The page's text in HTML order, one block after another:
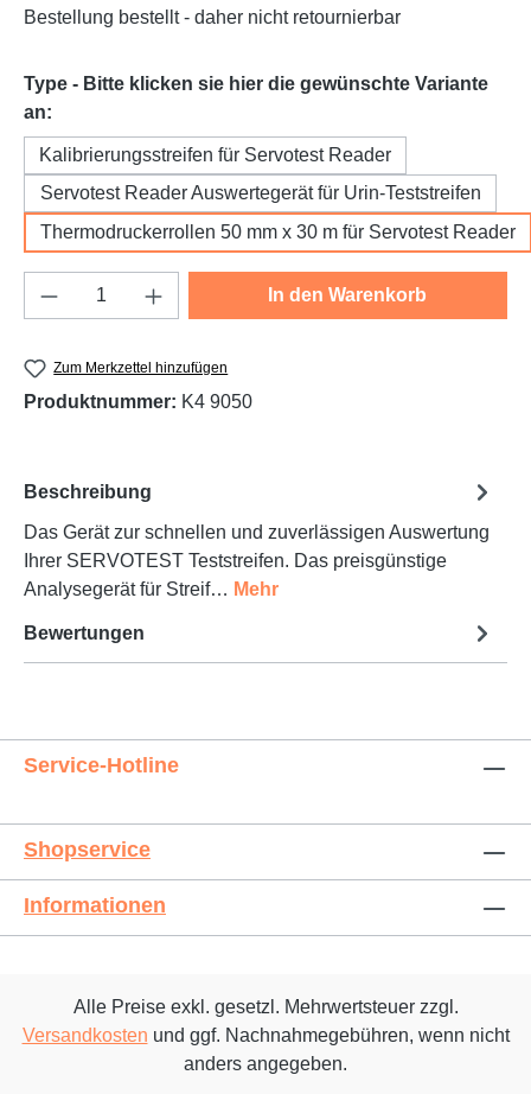
Bestellung bestellt - daher nicht retournierbar
Type - Bitte klicken sie hier die gewünschte Variante
an:
Kalibrierungsstreifen für Servotest Reader
Servotest Reader Auswertegerät für Urin-Teststreifen
Thermodruckerrollen 50 mm x 30 m für Servotest Reader
Produkt Anzahl: Gib den gewünschten
In den Warenkorb
Zum Merkzettel hinzufügen
Produktnummer: K4 9050
Beschreibung
Das Gerät zur schnellen und zuverlässigen Auswertung
Ihrer SERVOTEST Teststreifen. Das preisgünstige
Analysegerät für Streif… Mehr
Bewertungen
Service-Hotline
Shopservice
Informationen
Alle Preise exkl. gesetzl. Mehrwertsteuer zzgl.
Versandkosten und ggf. Nachnahmegebühren, wenn nicht
anders angegeben.